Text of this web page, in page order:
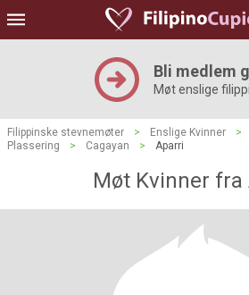
Bli medlem
Møt enslige
Filippinske stevnemøter > Enslige Kvinner >
Plassering
> Cagayan > Aparri
Møt Kvinner fra